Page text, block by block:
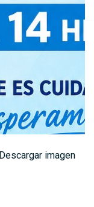
Descargar imagen